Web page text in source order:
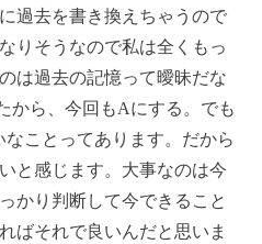
過去を書き換えちゃうので
りそうなので私は全くもっ
は過去の記憶って曖昧だな
から、今回もAにする。でも
ことってあります。だから
と感じます。大事なのは今
かり判断して今できること
ばそれで良いんだと思いま